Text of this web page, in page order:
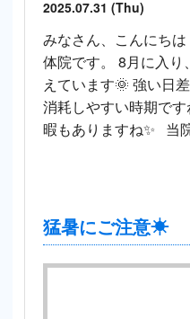
2025.07.31 (Thu)
みなさん、こんにち
体院です。 8月に入り
えています🌞 強い日
消耗しやすい時期で
暇もありますね✨ 当
猛暑にご注意☀